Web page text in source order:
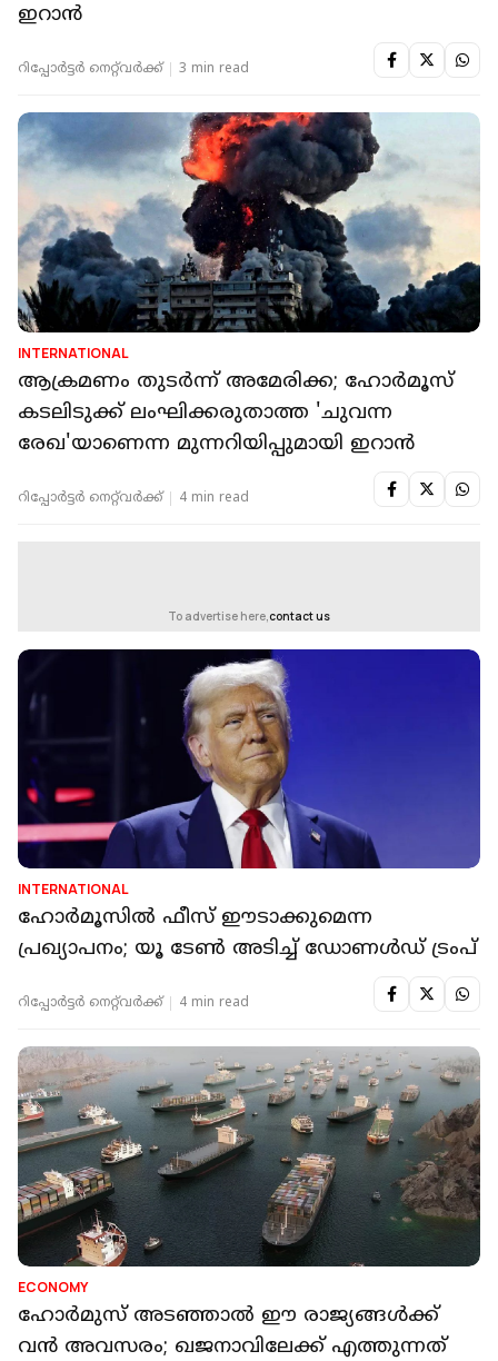
ഇറാന്‍
റിപ്പോർട്ടർ നെറ്റ്‌വര്‍ക്ക്‌ 3 min read
INTERNATIONAL
ആക്രമണം തുടർന്ന് അമേരിക്ക; ഹോർമൂസ്
കടലിടുക്ക് ലംഘിക്കരുതാത്ത 'ചുവന്ന
രേഖ'യാണെന്ന മുന്നറിയിപ്പുമായി ഇറാൻ
റിപ്പോർട്ടർ നെറ്റ്‌വര്‍ക്ക്‌ 4 min read
To advertise here, contact us
INTERNATIONAL
ഹോർമൂസിൽ ഫീസ് ഈടാക്കുമെന്ന
പ്രഖ്യാപനം; യൂ ടേൺ അടിച്ച് ഡോണൾഡ് ട്രംപ്
റിപ്പോർട്ടർ നെറ്റ്‌വര്‍ക്ക്‌ 4 min read
ECONOMY
ഹോർമുസ് അടഞ്ഞാൽ ഈ രാജ്യങ്ങൾക്ക്
വൻ അവസരം; ഖജനാവിലേക്ക് എത്തുന്നത്